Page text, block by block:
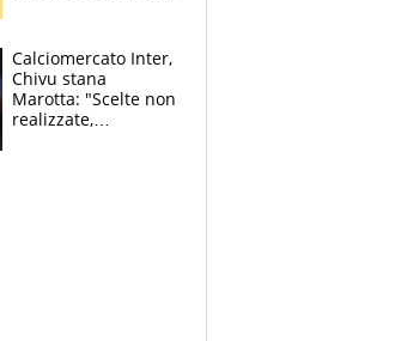
Allegri
Calciomercato Inter,
Chivu stana
Marotta: "Scelte non
realizzate,